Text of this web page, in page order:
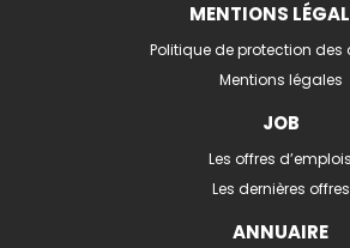
MENTIONS
Politique de protection des
Mentions légales
JOB
Les offres d’emplois
Les dernières offres
ANNUAIRE